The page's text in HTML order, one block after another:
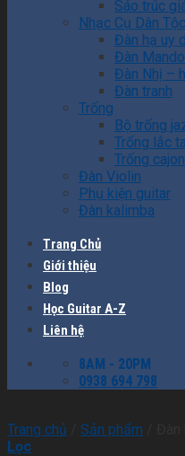
Sáo trúc
Nhạc Cụ Dân Tộc
Đàn hạ uy
Đàn
Đàn Nhị –
Đàn tranh
Trống
Bộ trống
Trống lắc
Trống cajon
Đàn Violin
Phụ kiện guitar
Đàn kalimba
Trang Chủ
Giới thiệu
Blog
Học Guitar A-Z
Liên hệ
8AM - 20PM
0938 694 798
Trang chủ Sản phẩm
Lọc